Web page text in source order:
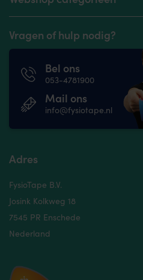
Vragen of hulp nodig?
Bel ons
053-4781900
Mail ons
info@fysiotape.nl
Adres
FysioTape B.V.
Josink Kolkweg 18
7545 PR Enschede
Nederland